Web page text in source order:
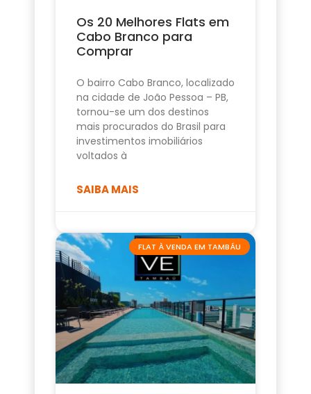
Os 20 Melhores Flats em
Cabo Branco para
Comprar
O bairro Cabo Branco, localizado
na cidade de João Pessoa – PB,
tornou-se um dos destinos
mais procurados do Brasil para
investimentos imobiliários
voltados à
SAIBA MAIS
FLAT À VENDA EM TAMBÁU